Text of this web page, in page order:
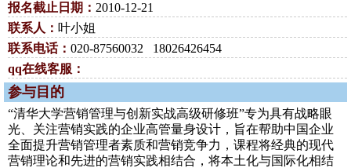
报名截止日期： 2010-12-21
联系人： 叶小姐
联系电话： 020-87560032 18026426454
qq在线客服：
参与目的
“清华大学营销管理与创新实战高级研修班”专为具有战略眼
光、关注营销实践的企业高管量身设计，旨在帮助中国企业
全面提升营销管理者素质和营销竞争力，课程将经典的现代
营销理论和先进的营销实践相结合，将本土化与国际化相结